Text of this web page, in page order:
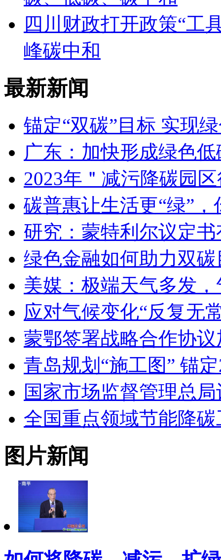
四川财政打开政策“工
峰碳中和
最新新闻
锚定“双碳”目标 实现
广东：加快形成绿色
2023年＂减污降碳园
碳普惠让生活更“绿”
研究：蒙特利尔议定
绿色金融如何助力双
美媒：极端天气多发
应对气候变化“反复无
蒙鄂签署战略合作协
青岛规划“施工图” 锚
国家市场监督管理总
全国重点领域节能降
图片新闻